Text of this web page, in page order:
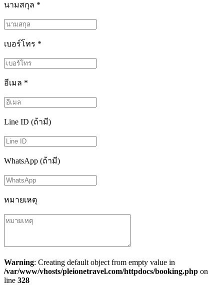
นามสกุล *
เบอร์โทร *
อีเมล *
Line ID (ถ้ามี)
WhatsApp (ถ้ามี)
หมายเหตุ
Warning: Creating default object from empty value in
/var/www/vhosts/pleionetravel.com/httpdocs/booking.php on
line 328